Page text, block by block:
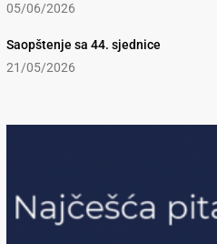
05/06/2026
Saopštenje sa 44. sjednice
21/05/2026